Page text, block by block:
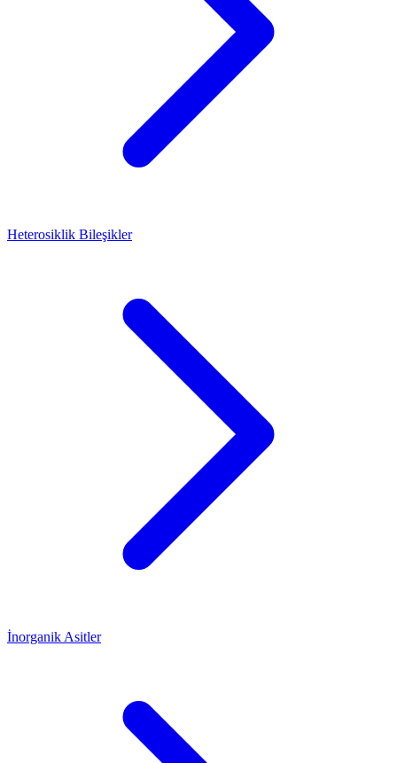
Heterosiklik Bileşikler
İnorganik Asitler